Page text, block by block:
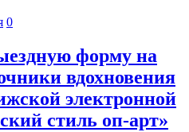
0
форму на
вдохновения
электронной
стиль оп-арт»